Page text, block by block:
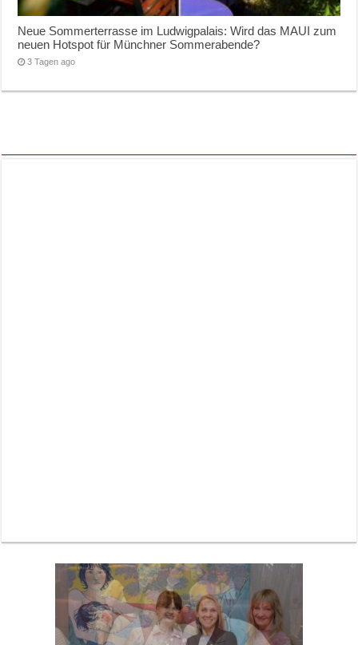
Neue Sommerterrasse im Ludwigpalais: Wird das MAUI zum
neuen Hotspot für Münchner Sommerabende?
3 Tagen ago